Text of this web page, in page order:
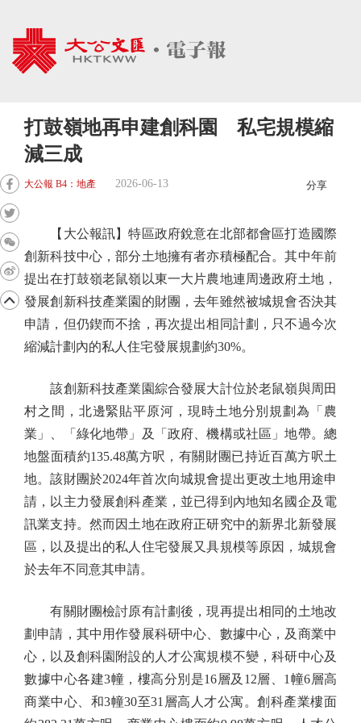
打鼓嶺地再申建創科園 私宅規模縮
減三成
大公報 B4：地產 2026-06-13 分享
【大公報訊】特區政府銳意在北部都會區打造國際
創新科技中心，部分土地擁有者亦積極配合。其中年前
提出在打鼓嶺老鼠嶺以東一大片農地連周邊政府土地，
發展創新科技產業園的財團，去年雖然被城規會否決其
申請，但仍鍥而不捨，再次提出相同計劃，只不過今次
縮減計劃內的私人住宅發展規劃約30%。
該創新科技產業園綜合發展大計位於老鼠嶺與周田
村之間，北邊緊貼平原河，現時土地分別規劃為「農
業」、「綠化地帶」及「政府、機構或社區」地帶。總
地盤面積約135.48萬方呎，有關財團已持近百萬方呎土
地。該財團於2024年首次向城規會提出更改土地用途申
請，以主力發展創科產業，並已得到內地知名國企及電
訊業支持。然而因土地在政府正研究中的新界北新發展
區，以及提出的私人住宅發展又具規模等原因，城規會
於去年不同意其申請。
有關財團檢討原有計劃後，現再提出相同的土地改
劃申請，其中用作發展科研中心、數據中心，及商業中
心，以及創科園附設的人才公寓規模不變，科研中心及
數據中心各建3幢，樓高分別是16層及12層、1幢6層高
商業中心、和3幢30至31層高人才公寓。創科產業樓面